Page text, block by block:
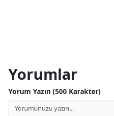
Yorumlar
Yorum Yazın (500 Karakter)